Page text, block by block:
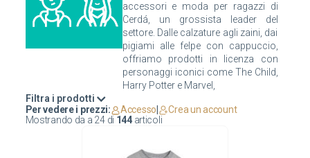
accessori e moda per ragazzi di
Cerdá, un grossista leader del
settore. Dalle calzature agli zaini, dai
pigiami alle felpe con cappuccio,
offriamo prodotti in licenza con
personaggi iconici come The Child,
Filtra i prodotti
Mostrando da a 24di 144articoli
Per vedere i prezzi: Accesso Crea un account